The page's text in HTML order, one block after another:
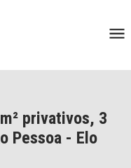
privativos, 3
Pessoa - Elo